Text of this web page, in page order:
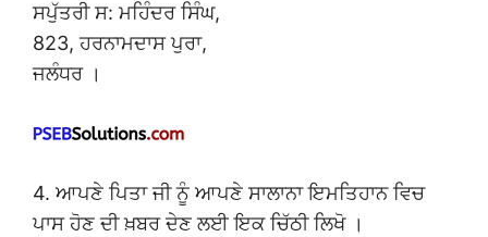
ਸਪੁੱਤਰੀ ਸ: ਮਹਿੰਦਰ ਸਿੰਘ,
823, ਹਰਨਾਮਦਾਸ ਪੁਰਾ,
ਜਲੰਧਰ ।
4. ਆਪਣੇ ਪਿਤਾ ਜੀ ਨੂੰ ਆਪਣੇ ਸਾਲਾਨਾ ਇਮਤਿਹਾਨ ਵਿਚ
ਪਾਸ ਹੋਣ ਦੀ ਖ਼ਬਰ ਦੇਣ ਲਈ ਇਕ ਚਿੱਠੀ ਲਿਖੋ ।